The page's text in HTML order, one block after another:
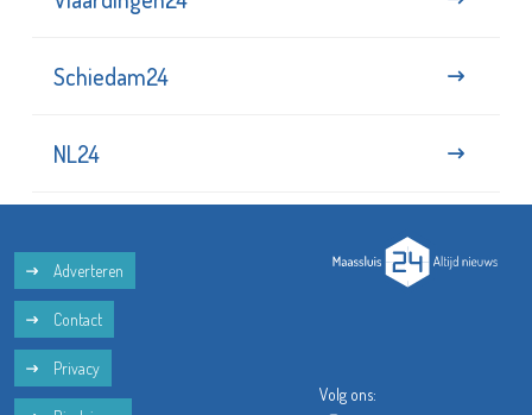
Schiedam24
NL24
Adverteren
Contact
Privacy
Volg ons: